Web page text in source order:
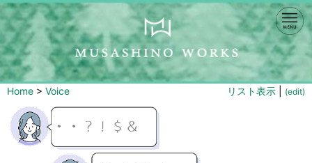
Home > Voice リスト表示 (edit)